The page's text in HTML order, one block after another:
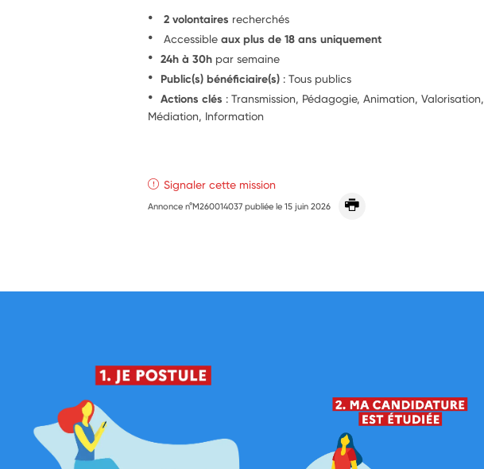
2 volontaires recherchés
Accessibleaux plus de 18 ans uniquement
24h à 30h par semaine
Public(s) bénéficiaire(s) : Tous publics
Actions clés : Transmission, Pédagogie, Animation, Valorisation,
Médiation, Information
Signaler cette mission
Annonce n°M260014037 publiée le15 juin 2026